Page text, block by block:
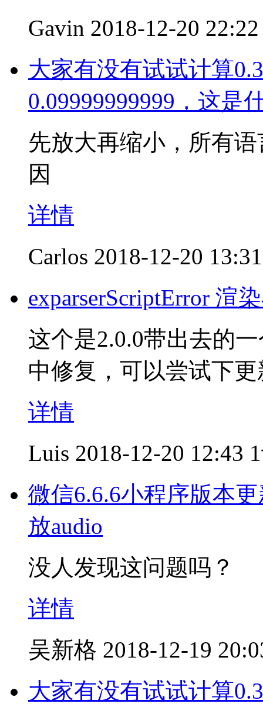
Gavin 2018-12-20 22:22
大家有没有试试计算
0.09999999999，这是
先放大再缩小，所有
因
详情
Carlos 2018-12-20 13:31
exparserScriptError 渲
这个是2.0.0带出去的
中修复，可以尝试下
详情
Luis 2018-12-20 12:43
微信6.6.6小程序版本
放audio
没人发现这问题吗？
详情
吴新格 2018-12-19
大家有没有试试计算